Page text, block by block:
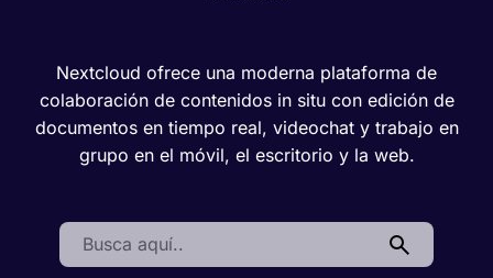
Nextcloud ofrece una moderna plataforma de
colaboración de contenidos in situ con edición de
documentos en tiempo real, videochat y trabajo en
grupo en el móvil, el escritorio y la web.
Search: